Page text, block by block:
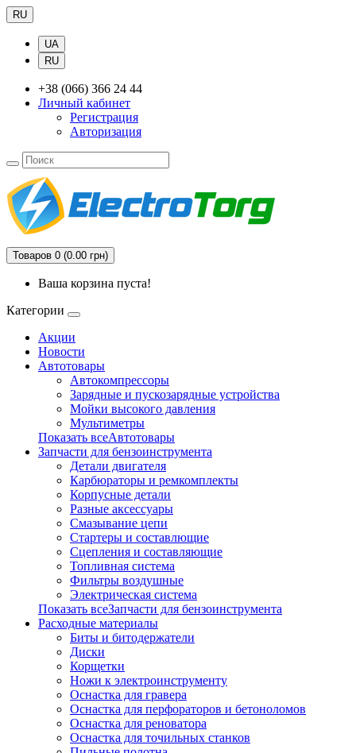
RU
UA
RU
+38 (066) 366 24 44
Личный кабинет
Регистрация
Авторизация
Товаров 0 (0.00 грн)
Ваша корзина пуста!
Категории
Акции
Новости
Автотовары
Автокомпрессоры
Зарядные и пускозарядные устройства
Мойки высокого давления
Мультиметры
Показать всеАвтотовары
Запчасти для бензоинструмента
Детали двигателя
Карбюраторы и ремкомплекты
Корпусные детали
Разные аксессуары
Смазывание цепи
Стартеры и составлющие
Сцепления и составляющие
Топливная система
Фильтры воздушные
Электрическая система
Показать всеЗапчасти для бензоинструмента
Расходные материалы
Биты и битодержатели
Диски
Корщетки
Ножи к электроинструменту
Оснастка для гравера
Оснастка для перфораторов и бетоноломов
Оснастка для реноватора
Оснастка для точильных станков